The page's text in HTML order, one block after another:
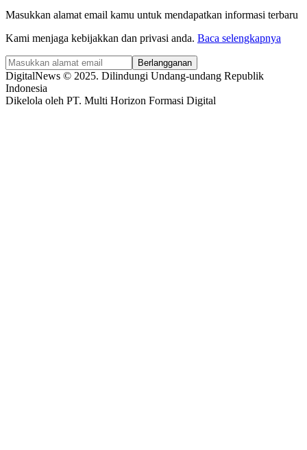
Masukkan alamat email kamu untuk mendapatkan informasi terbaru
Kami menjaga kebijakkan dan privasi anda. Baca selengkapnya
Berlangganan
DigitalNews © 2025. Dilindungi Undang-undang Republik
Indonesia
Dikelola oleh PT. Multi Horizon Formasi Digital